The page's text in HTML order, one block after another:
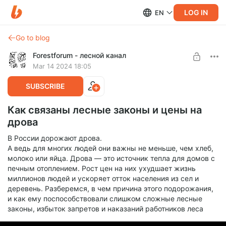
EN LOG IN
Go to blog
Forestforum - лесной канал
Mar 14 2024 18:05
SUBSCRIBE
Как связаны лесные законы и цены на
дрова
В России дорожают дрова.
А ведь для многих людей они важны не меньше, чем хлеб,
молоко или яйца. Дрова — это источник тепла для домов с
печным отоплением. Рост цен на них ухудшает жизнь
миллионов людей и ускоряет отток населения из сел и
деревень. Разберемся, в чем причина этого подорожания,
и как ему поспособствовали слишком сложные лесные
законы, избыток запретов и наказаний работников леса